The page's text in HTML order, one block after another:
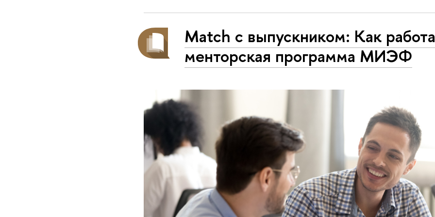
Match с выпускником: Как
менторская программа МИЭФ